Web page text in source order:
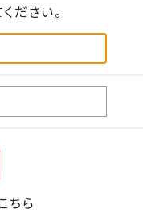
ださい。
ちら